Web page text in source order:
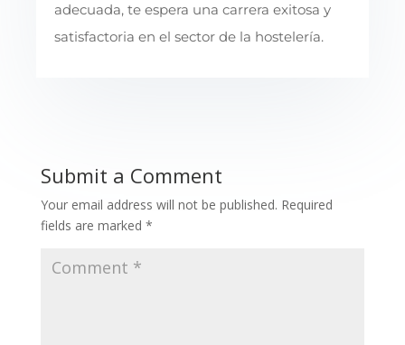
adecuada, te espera una carrera exitosa y
satisfactoria en el sector de la hostelería.
Submit a Comment
Your email address will not be published. Required
fields are marked *